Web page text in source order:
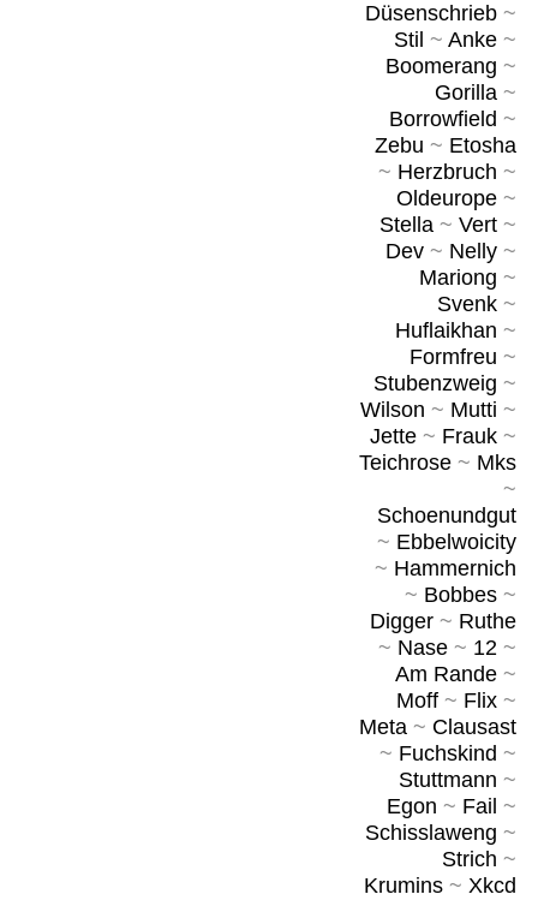
Düsenschrieb~
Stil ~ Anke~
Boomerang ~
Gorilla~
Borrowfield ~
Zebu ~ Etosha
~ Herzbruch ~
Oldeurope~
Stella~ Vert~
Dev~ Nelly~
Mariong ~
Svenk~
Huflaikhan ~
Formfreu ~
Stubenzweig ~
Wilson ~ Mutti ~
Jette~ Frauk~
Teichrose~ Mks
~
Schoenundgut
~ Ebbelwoicity
~ Hammernich
~ Bobbes~
Digger~ Ruthe
~ Nase~ 12~
Am Rande~
Moff~ Flix~
Meta~ Clausast
~ Fuchskind ~
Stuttmann ~
Egon ~ Fail ~
Schisslaweng ~
Strich ~
Krumins~ Xkcd